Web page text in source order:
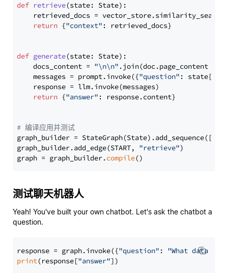
def retrieve(state: State):
retrieved_docs =
return {"context" : retrieved_docs}
def generate(state: State):
    docs_content =
"\n\n" .join(doc.page_content
    messages = prompt.invoke({
"question" : state[
    response = llm.invoke(messages)
return {"answer" : response.content}
# 编译应用并测试
graph_builder =
graph_builder.add_edge(START, "retrieve")
graph = graph_builder.compile
测试聊天机器人
Yeah! You've built your own chatbot. Let's ask the chatbot a
question.
response = graph.invoke({"question" : "What data
print(response["answer"